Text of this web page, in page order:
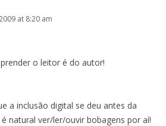
at 8:20 am
o leitor é do autor!
a inclusão digital se deu antes da
natural ver/ler/ouvir bobagens por aí!